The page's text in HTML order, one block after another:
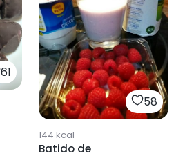
61
58
144 kcal
Batido de